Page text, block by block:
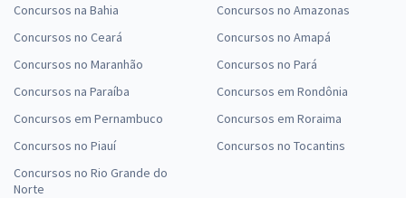
MP RJ - Ministério Público do Estado do Rio de Janeiro -
Técnico do Ministério Público - Área Administrativa
ou 12x R$ 26,65
Economize R$ 79,96 (-20%)
Concursos na Bahia
Concursos no Ceará
Concursos no Maranhão
Concursos na Paraíba
Concursos em Pernambuco
Concursos no Piauí
Concursos no Rio Grande do
Norte
Concursos no Amazonas
Concursos no Amapá
Concursos no Pará
Concursos em Rondônia
Concursos em Roraima
Concursos no Tocantins